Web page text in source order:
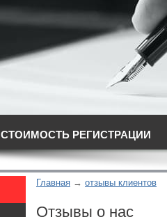
СТОИМОСТЬ РЕГИСТРАЦИИ
Главная отзывы клиентов
Отзывы о нас